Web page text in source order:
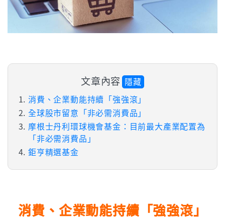
文章內容 隱藏
消費、企業動能持續「強強滾」
全球股市留意「非必需消費品」
摩根士丹利環球機會基金：目前最大產業配置為
「非必需消費品」
鉅亨精選基金
消費、企業動能持續「強強滾」